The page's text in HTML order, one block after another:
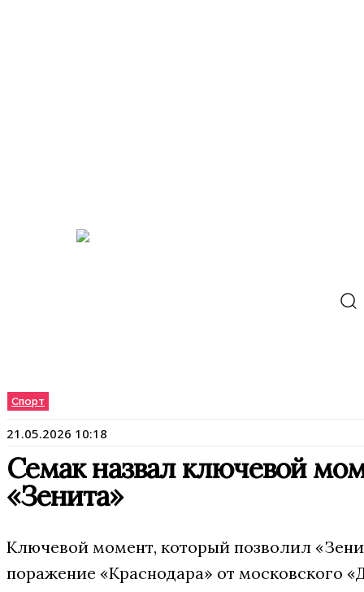
Спорт
21.05.2026 10:18
Семак назвал ключевой
«Зенита»
Ключевой момент, который позволил
поражение «Краснодара» от московского